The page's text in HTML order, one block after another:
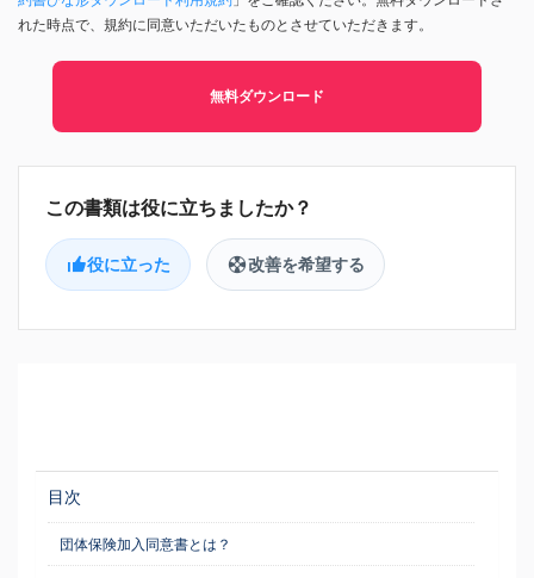
れた時点で、規約に同意いただいたものとさせていただきます。
無料ダウンロード
役に立った 改善を希望する
目次
団体保険加入同意書とは？